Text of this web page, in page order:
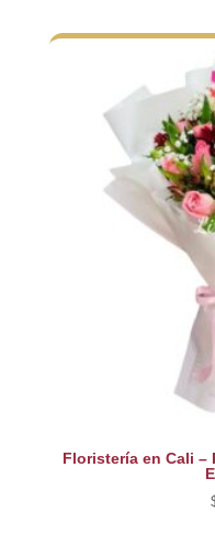
Floristería en Cali –